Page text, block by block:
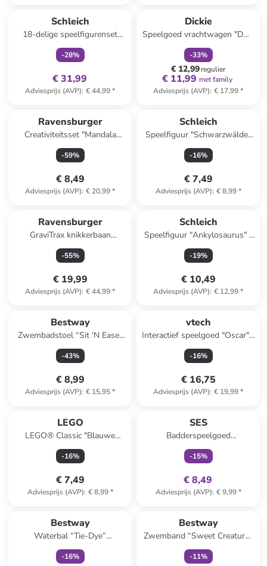
Schleich
18-delige speelfigurenset
"Veterinarian visit at the Farm"
- vanaf 3 jaar
-28%
€ 31,99
Adviesprijs (AVP): € 44,99*
Dickie
Speelgoed vrachtwagen "DHL
Truck" geel - vanaf 3 jaar
-33%
€ 12,99regulier
€ 11,99 met family
Adviesprijs (AVP): € 17,99*
Ravensburger
Creativiteitsset "Mandala
designer - Eenhoorn" - vanaf
6 jaar
-59%
€ 8,49
Adviesprijs (AVP): € 20,99*
Schleich
Speelfiguur "Schwarzwälder
Hengst" - vanaf 3 jaar
-16%
€ 7,49
Adviesprijs (AVP): € 8,99*
Ravensburger
GraviTrax knikkerbaan
"Starter&Finish" - vanaf 8 jaar
-55%
€ 19,99
Adviesprijs (AVP): € 44,99*
Schleich
Speelfiguur "Ankylosaurus" -
vanaf 5 jaar
-19%
€ 10,49
Adviesprijs (AVP): € 12,99*
Bestway
Zwembadstoel “Sit 'N Ease”
groen/blauw
(verrassingsproduct)
-43%
€ 8,99
Adviesprijs (AVP): € 15,95*
vtech
Interactief speelgoed "Oscar" -
vanaf 4 jaar
-16%
€ 16,75
Adviesprijs (AVP): € 19,99*
LEGO
LEGO® Classic "Blauwe
bauwplaats" - vanaf 4 jaar
-16%
€ 7,49
Adviesprijs (AVP): € 8,99*
SES
Badderspeelgoed
“Safaridieren” - vanaf 10
maanden
-15%
€ 8,49
Adviesprijs (AVP): € 9,99*
Bestway
Waterbal “Tie-Dye”
oranje/meerkleurig - Ø 46 cm
-16%
Bestway
Zwemband “Sweet Creature”
meerkleurig
(verrassingsproduct)
-11%